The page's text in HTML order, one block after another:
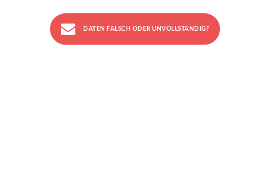
DATEN FALSCH ODER UNVOLLSTÄNDIG?